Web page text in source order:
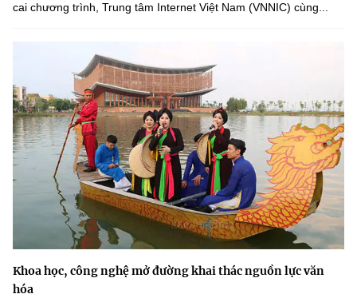
cai chương trình, Trung tâm Internet Việt Nam (VNNIC) cùng...
Khoa học, công nghệ mở đường khai thác nguồn lực văn
hóa